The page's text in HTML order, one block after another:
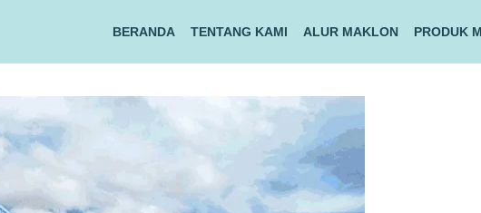
BERANDA TENTANG KAMI ALUR MAKLON PRODUK